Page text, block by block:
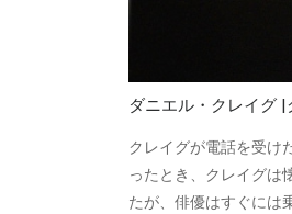
ダニエル・クレイグ
クレイグが電話を受け
ったとき、クレイグは
たが、俳優はすぐには